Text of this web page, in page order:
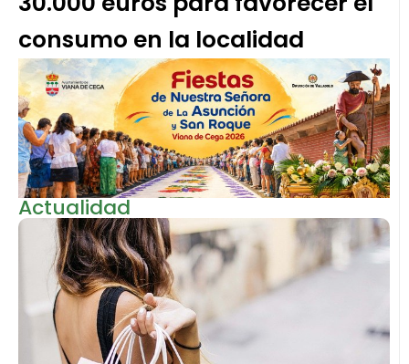
consumo en la localidad
Actualidad